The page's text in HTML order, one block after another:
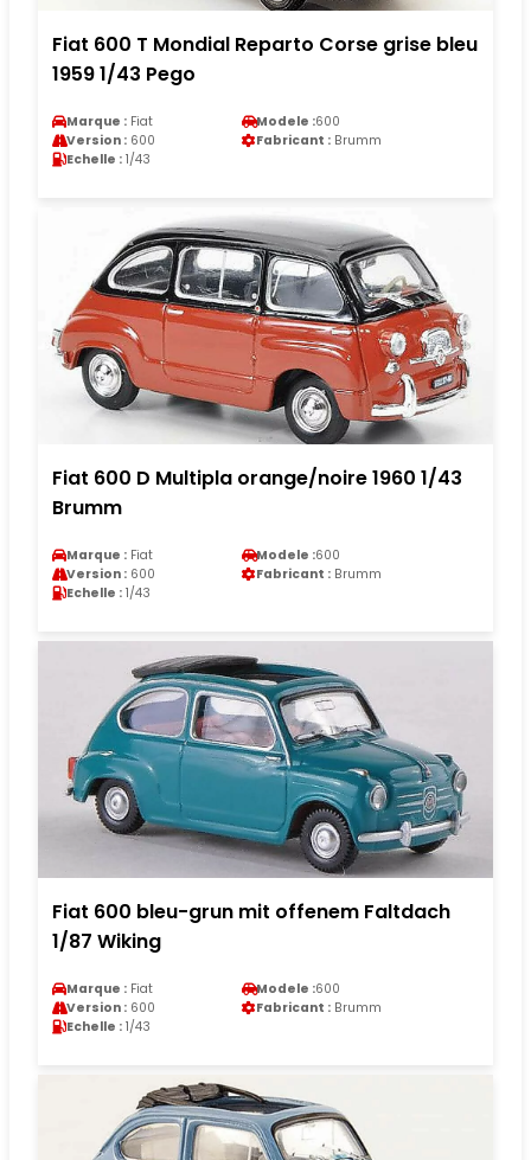
Fiat 600 T Mondial Reparto Corse grise bleu
1959 1/43 Pego
Marque : Fiat Modele :600
Version : 600 Fabricant : Brumm
Echelle : 1/43
Fiat 600 D Multipla orange/noire 1960 1/43
Brumm
Marque : Fiat Modele :600
Version : 600 Fabricant : Brumm
Echelle : 1/43
Fiat 600 bleu-grun mit offenem Faltdach
1/87 Wiking
Marque : Fiat Modele :600
Version : 600 Fabricant : Brumm
Echelle : 1/43